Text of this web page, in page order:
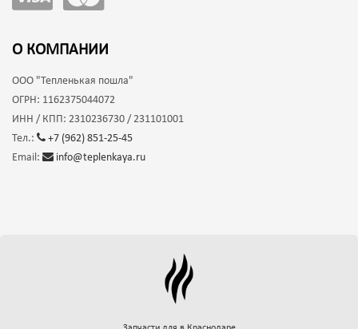
О КОМПАНИИ
ООО "Тепленькая пошла"
ОГРН: 1162375044072
ИНН / КПП: 2310236730 / 231101001
Тел.:
+7 (962) 851-25-45
Email:
info@teplenkaya.ru